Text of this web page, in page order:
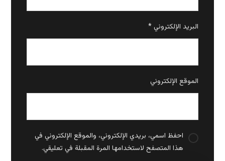
البريد الإلكتروني*
الموقع الإلكتروني
احفظ اسمي، بريدي الإلكتروني، والموقع الإلكتروني في
هذا المتصفح لاستخدامها المرة المقبلة في تعليقي.